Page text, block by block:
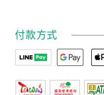
付款方式